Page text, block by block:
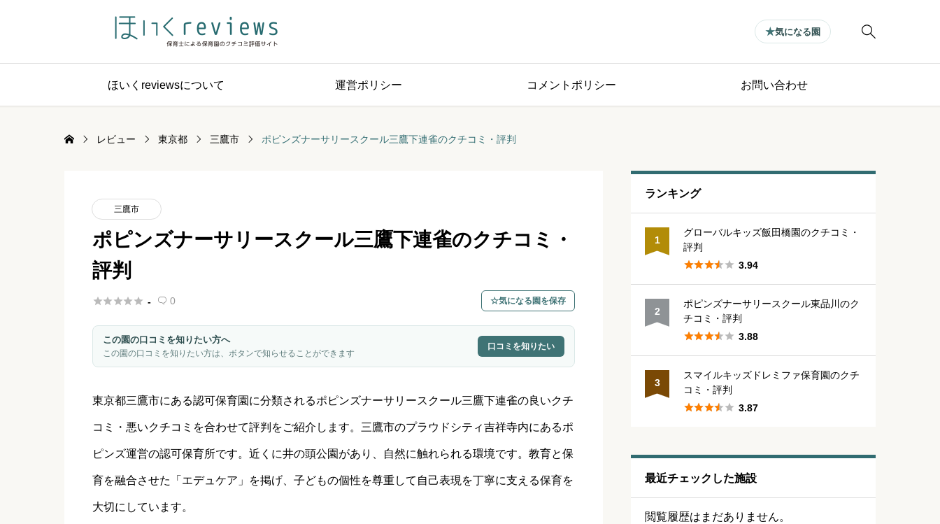

気になる園
ほいくreviewsについて 運営ポリシー コメントポリシー お問い合わせ
レビュー 東京都 三鷹市 ポピンズナーサリースクール三鷹下連雀のクチコミ・評判
三鷹市
ポピンズナーサリースクール三鷹下連雀のクチコミ・
評判
 -  0 気になる園を保存
この園の口コミを知りたい方へ
この園の口コミを知りたい方は、ボタンで知らせることができます
口コミを知りたい
東京都三鷹市にある認可保育園に分類されるポピンズナーサリースクール三鷹下連雀の良いクチ
コミ・悪いクチコミを合わせて評判をご紹介します。三鷹市のプラウドシティ吉祥寺内にあるポ
ピンズ運営の認可保育所です。近くに井の頭公園があり、自然に触れられる環境です。教育と保
育を融合させた「エデュケア」を掲げ、子どもの個性を尊重して自己表現を丁寧に支える保育を
大切にしています。
ランキング
1
グローバルキッズ飯田橋園のクチコミ・
評判
 3.94
2
ポピンズナーサリースクール東品川のク
チコミ・評判
 3.88
3
スマイルキッズドレミファ保育園のクチ
コミ・評判
 3.87
最近チェックした施設
閲覧履歴はまだありません。